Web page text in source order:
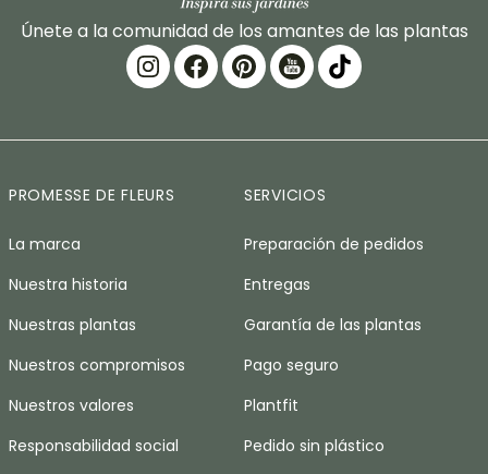
Únete a la comunidad de los amantes de las plantas
PROMESSE DE FLEURS
La marca
Nuestra historia
Nuestras plantas
Nuestros compromisos
Nuestros valores
Responsabilidad social
SERVICIOS
Preparación de pedidos
Entregas
Garantía de las plantas
Pago seguro
Plantfit
Pedido sin plástico